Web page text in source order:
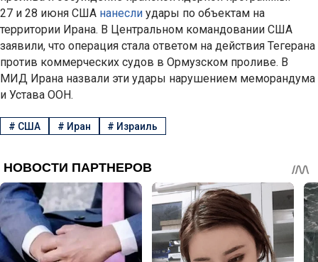
27 и 28 июня США нанесли удары по объектам на
территории Ирана. В Центральном командовании США
заявили, что операция стала ответом на действия Тегерана
против коммерческих судов в Ормузском проливе. В
МИД Ирана назвали эти удары нарушением меморандума
и Устава ООН.
# США # Иран # Израиль